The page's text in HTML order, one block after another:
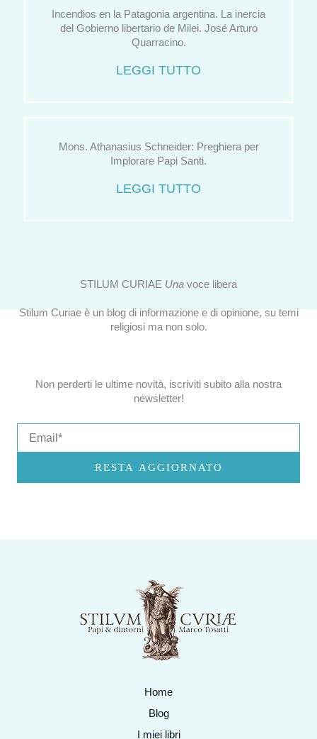
Incendios en la Patagonia argentina. La inercia
del Gobierno libertario de Milei. José Arturo
Quarracino.
LEGGI TUTTO
Mons. Athanasius Schneider: Preghiera per
Implorare Papi Santi.
LEGGI TUTTO
STILUM CURIAE Una voce libera
Stilum Curiae è un blog di informazione e di opinione, su temi
religiosi ma non solo.
Non perderti le ultime novità, iscriviti subito alla nostra
newsletter!
RESTA AGGIORNATO
Home
Blog
I miei libri